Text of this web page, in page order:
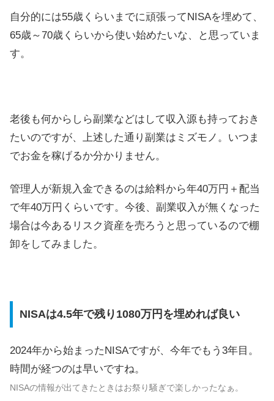
自分的には55歳くらいまでに頑張ってNISAを埋めて、
65歳～70歳くらいから使い始めたいな、と思っていま
す。
老後も何からしら副業などはして収入源も持っておき
たいのですが、上述した通り副業はミズモノ。いつま
でお金を稼げるか分かりません。
管理人が新規入金できるのは給料から年40万円＋配当
で年40万円くらいです。今後、副業収入が無くなった
場合は今あるリスク資産を売ろうと思っているので棚
卸をしてみました。
NISAは4.5年で残り1080万円を埋めれば良い
2024年から始まったNISAですが、今年でもう3年目。
時間が経つのは早いですね。
NISAの情報が出てきたときはお祭り騒ぎで楽しかったなぁ。